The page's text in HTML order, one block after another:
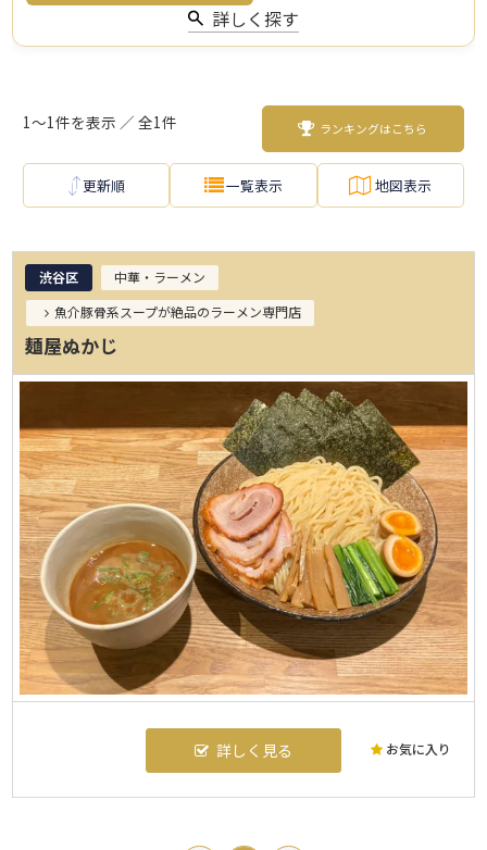
詳しく探す
1～1件を表示 ／ 全1件 ランキングはこちら
更新順 一覧表示 地図表示
渋谷区
中華・ラーメン
魚介豚骨系スープが絶品のラーメン専門店
お気に入り
麺屋ぬかじ
詳しく見る